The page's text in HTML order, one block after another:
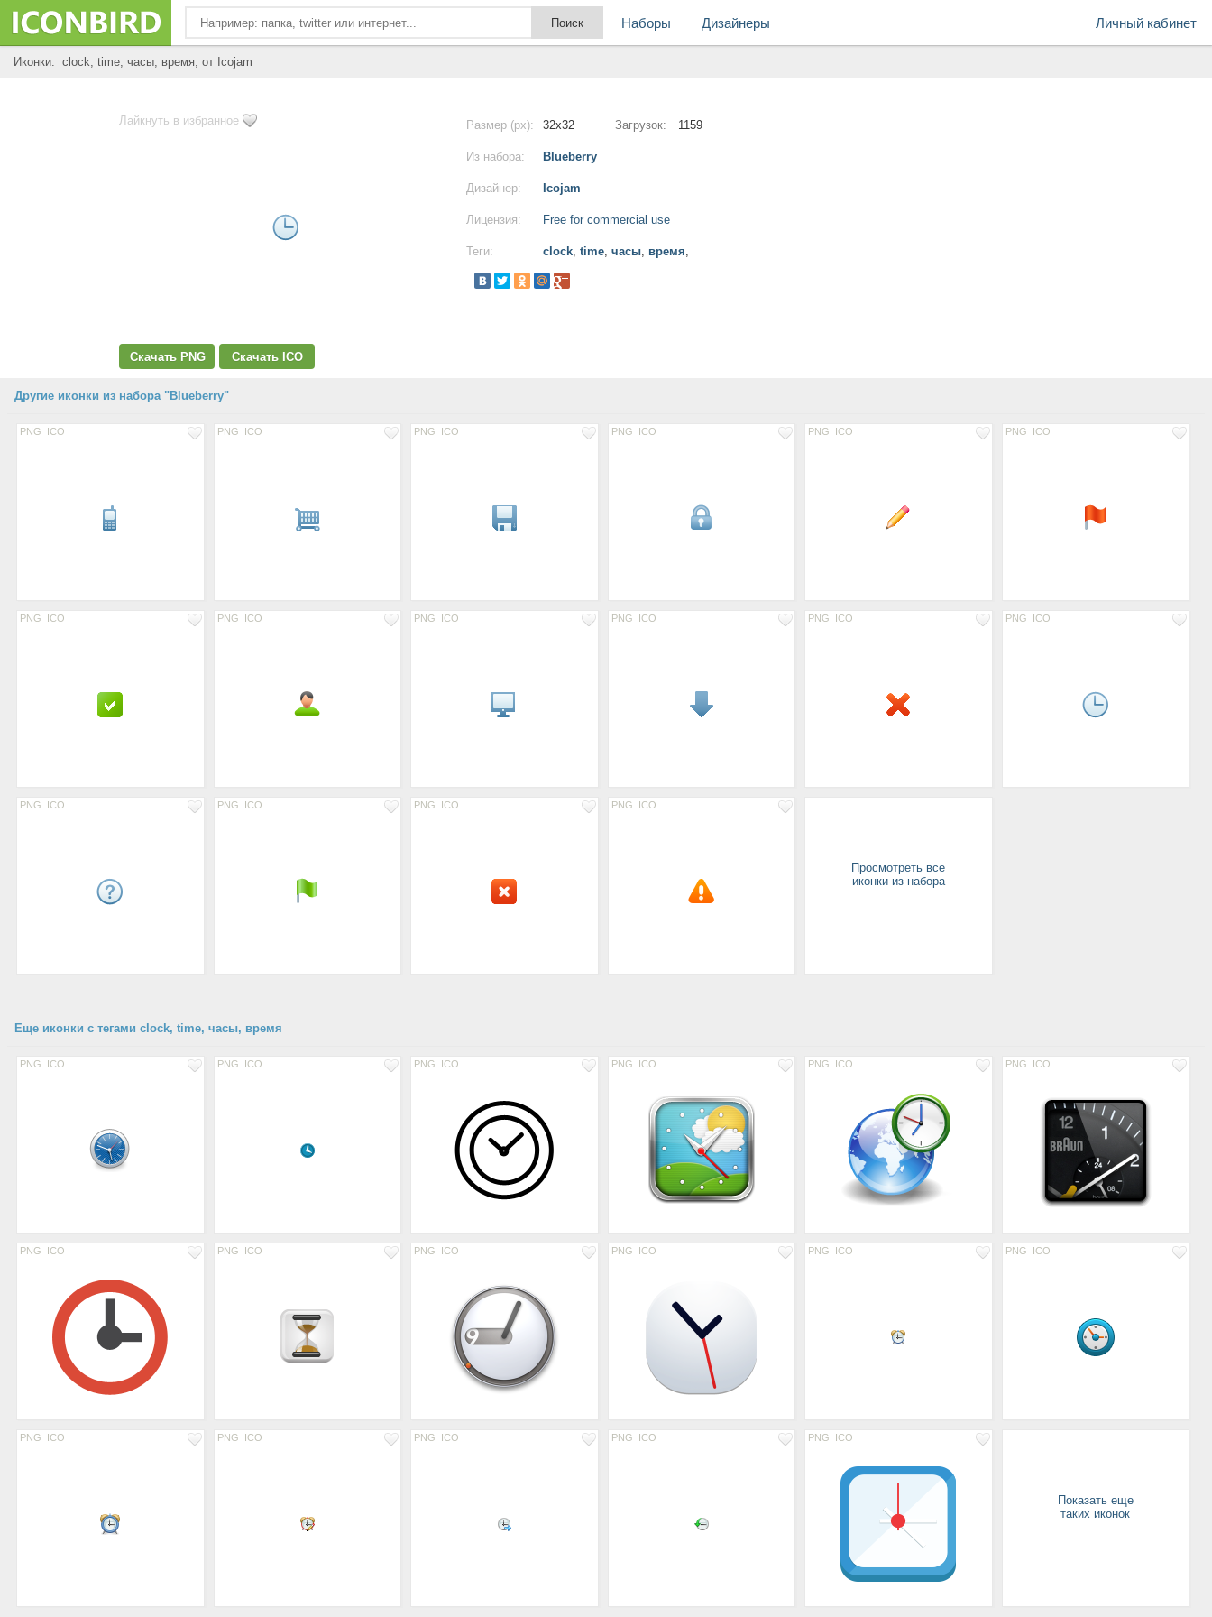
Личный кабинет
Наборы Дизайнеры
Иконки: clock, time, часы, время, от Icojam
Лайкнуть в избранное
Скачать PNG Скачать ICO
Размер (px): 32x32 Загрузок: 1159
Из набора: Blueberry
Дизайнер: Icojam
Лицензия: Free for commercial use
Теги: clock, time, часы, время,
Другие иконки из набора "Blueberry"
PNG ICO PNG ICO PNG ICO PNG ICO PNG ICO PNG ICO
PNG ICO PNG ICO PNG ICO PNG ICO PNG ICO PNG ICO
PNG ICO PNG ICO PNG ICO PNG ICO
Просмотреть все
иконки из набора
Еще иконки с тегами clock, time, часы, время
PNG ICO PNG ICO PNG ICO PNG ICO PNG ICO PNG ICO
PNG ICO PNG ICO PNG ICO PNG ICO PNG ICO PNG ICO
PNG ICO PNG ICO PNG ICO PNG ICO PNG ICO
Показать еще
таких иконок